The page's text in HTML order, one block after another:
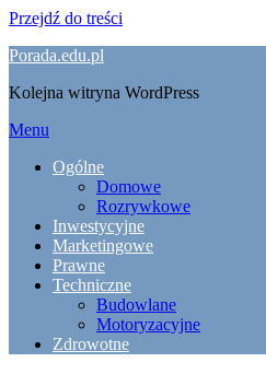
Przejdź do treści
Porada.edu.pl
Kolejna witryna WordPress
Menu
Ogólne
Domowe
Rozrywkowe
Inwestycyjne
Marketingowe
Prawne
Techniczne
Budowlane
Motoryzacyjne
Zdrowotne